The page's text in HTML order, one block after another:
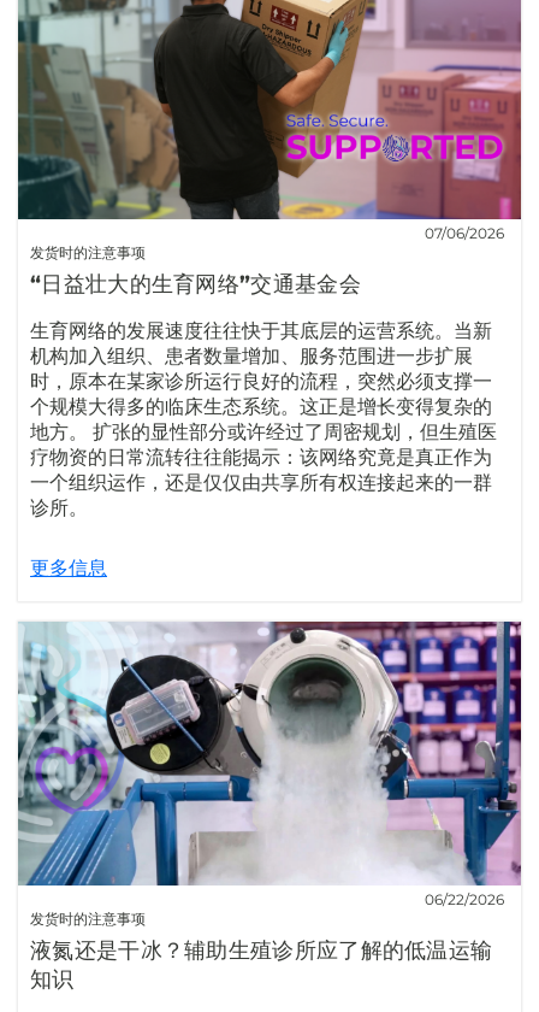
发货时的注意事项
07/06/2026
“日益壮大的生育网络”交通基金会
生育网络的发展速度往往快于其底层的运营系统。当新
机构加入组织、患者数量增加、服务范围进一步扩展
时，原本在某家诊所运行良好的流程，突然必须支撑一
个规模大得多的临床生态系统。这正是增长变得复杂的
地方。 扩张的显性部分或许经过了周密规划，但生殖医
疗物资的日常流转往往能揭示：该网络究竟是真正作为
一个组织运作，还是仅仅由共享所有权连接起来的一群
诊所。
更多信息
发货时的注意事项
06/22/2026
液氮还是干冰？辅助生殖诊所应了解的低温运输
知识